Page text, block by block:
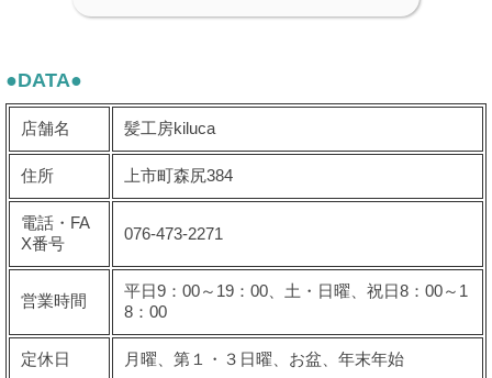
●DATA●
店舗名 髪工房kiluca
住所 上市町森尻384
電話・FA
X番号
076-473-2271
営業時間
平日9：00～19：00、土・日曜、祝日8：00～1
8：00
定休日 月曜、第１・３日曜、お盆、年末年始